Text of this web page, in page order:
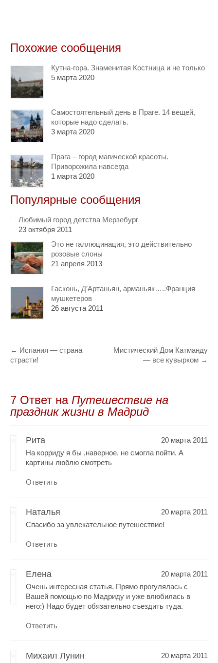
Похожие сообщения
Кутна-гора. Знаменитая Костница и не только
5 марта 2020
Самостоятельный день в Праге. 14 вещей,
которые надо сделать.
3 марта 2020
Прага – город магической красоты.
Приворожила навсегда
1 марта 2020
Популярные сообщения
Любимый город детства Мерзебург
23 октября 2011
Это не галлюцинация, это действительно
розовые слоны
21 апреля 2013
Гасконь, Д’Артаньян, арманьяк…..Франция
мушкетеров
26 августа 2011
← Испания — страна
страсти!
Мистический Дом Катманду
— все кувырком →
7 Oтвет наПутешествие на
праздник жизни в Мадрид
Рита
20 марта 2011
На корриду я бы ,наверное, не смогла пойти. А
картины люблю смотреть
Ответить
Наталья
20 марта 2011
Спасибо за увлекательное путешествие!
Ответить
Елена
20 марта 2011
Очень интересная статья. Прямо прогулялась с
Вашей помощью по Мадриду и уже влюбилась в
него:) Надо будет обязательно съездить туда.
Ответить
Михаил Лунин
20 марта 2011